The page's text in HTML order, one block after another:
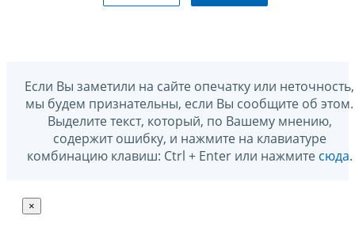
Если Вы заметили на сайте опечатку или неточность,
мы будем признательны, если Вы сообщите об этом.
Выделите текст, который, по Вашему мнению,
содержит ошибку, и нажмите на клавиатуре
комбинацию клавиш: Ctrl + Enter или нажмите сюда.
×